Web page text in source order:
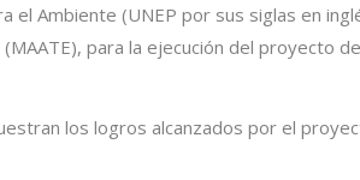
el Ambiente (UNEP por sus siglas en
para la ejecución del proyecto
los logros alcanzados por el